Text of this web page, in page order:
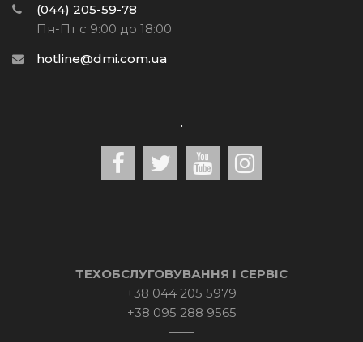
(044) 205-59-78
Пн-Пт с 9:00 до 18:00
hotline@dmi.com.ua
.
ТЕХОБСЛУГОВУВАННЯ І СЕРВІС
+38 044 205 5979
+38 095 288 9565
——